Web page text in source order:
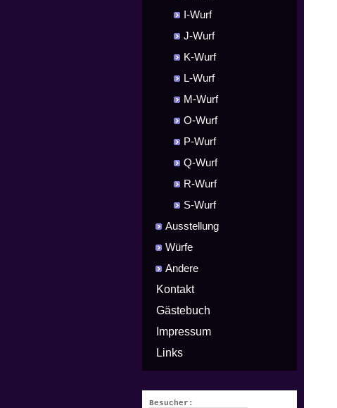
I-Wurf
J-Wurf
K-Wurf
L-Wurf
M-Wurf
O-Wurf
P-Wurf
Q-Wurf
R-Wurf
S-Wurf
Ausstellung
Würfe
Andere
Kontakt
Gästebuch
Impressum
Links
Besucher: